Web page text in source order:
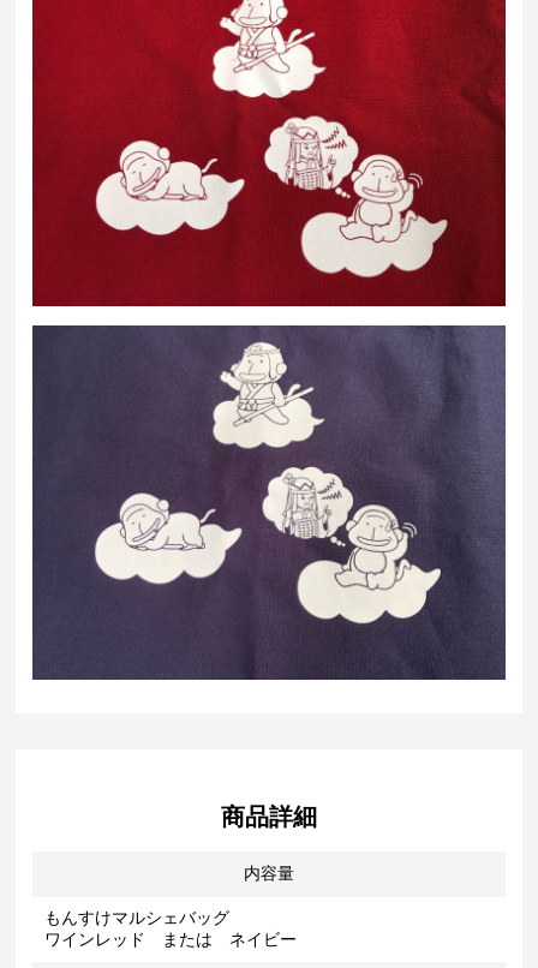
商品詳細
内容量
もんすけマルシェバッグ
ワインレッド または ネイビー